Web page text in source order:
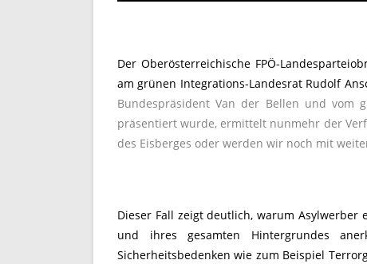
Der Oberösterreichische FPÖ-
am grünen Integrations-Landesrat Rudolf
Bundespräsident Van der Bellen und vom
präsentiert wurde, ermittelt nunmehr der
des Eisberges oder werden wir noch mit
Dieser Fall zeigt deutlich, warum
und ihres gesamten Hintergrundes
Sicherheitsbedenken wie zum Beispiel